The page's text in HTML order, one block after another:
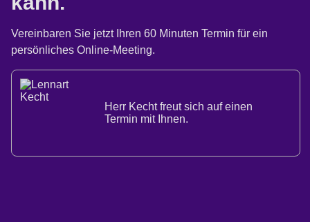
Vereinbaren Sie jetzt Ihren 60 Minuten Termin für ein
persönliches Online-Meeting.
Herr Kecht freut sich auf einen
Termin mit Ihnen.